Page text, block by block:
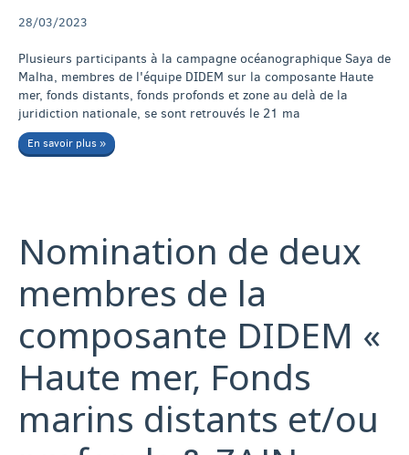
28/03/2023
Plusieurs participants à la campagne océanographique Saya de
Malha, membres de l'équipe DIDEM sur la composante Haute
mer, fonds distants, fonds profonds et zone au delà de la
juridiction nationale, se sont retrouvés le 21 ma
En savoir plus »
Nomination de deux
membres de la
composante DIDEM «
Haute mer, Fonds
marins distants et/ou